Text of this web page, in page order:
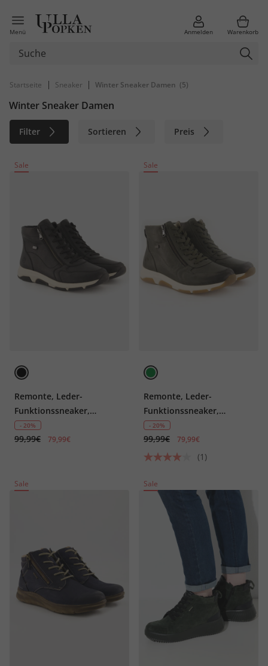
Menü Anmelden Warenkorb
Startseite | Sneaker | Winter Sneaker Damen (5)
Winter Sneaker Damen
Filter Sortieren Preis
Sale
Remonte, Leder-
Funktionssneaker,
wasserabweisend, Weite G
- 20%
99,99€ 79,99€
Sale
Remonte, Leder-
Funktionssneaker,
wasserabweisend, Weite G
- 20%
99,99€ 79,99€
(1)
Sale Sale